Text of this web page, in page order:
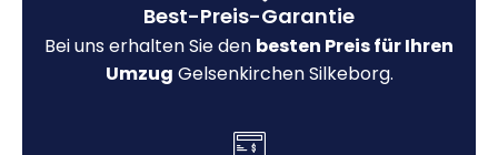
Best-Preis-Garantie
Bei uns erhalten Sie den besten Preis für Ihren
Umzug Gelsenkirchen Silkeborg.